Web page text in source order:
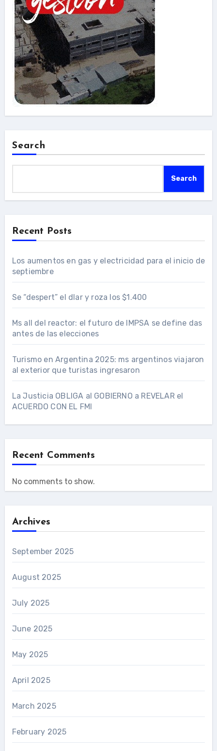
Search
Search
Recent Posts
Los aumentos en gas y electricidad para el inicio de
septiembre
Se “despert” el dlar y roza los $1.400
Ms all del reactor: el futuro de IMPSA se define das
antes de las elecciones
Turismo en Argentina 2025: ms argentinos viajaron
al exterior que turistas ingresaron
La Justicia OBLIGA al GOBIERNO a REVELAR el
ACUERDO CON EL FMI
Recent Comments
No comments to show.
Archives
September 2025
August 2025
July 2025
June 2025
May 2025
April 2025
March 2025
February 2025